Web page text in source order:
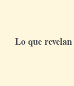
Lo que